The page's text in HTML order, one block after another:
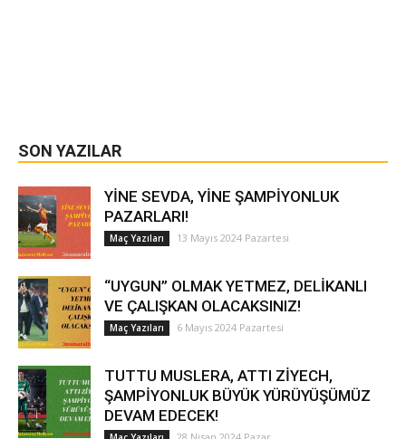
SON YAZILAR
YİNE SEVDA, YİNE ŞAMPİYONLUK
PAZARLARI!
Maç Yazıları 13 Mayıs 2024 Pazartesi
“UYGUN” OLMAK YETMEZ, DELİKANLI
VE ÇALIŞKAN OLACAKSINIZ!
Maç Yazıları 6 Mayıs 2024 Pazartesi
TUTTU MUSLERA, ATTI ZİYECH,
ŞAMPİYONLUK BÜYÜK YÜRÜYÜŞÜMÜZ
DEVAM EDECEK!